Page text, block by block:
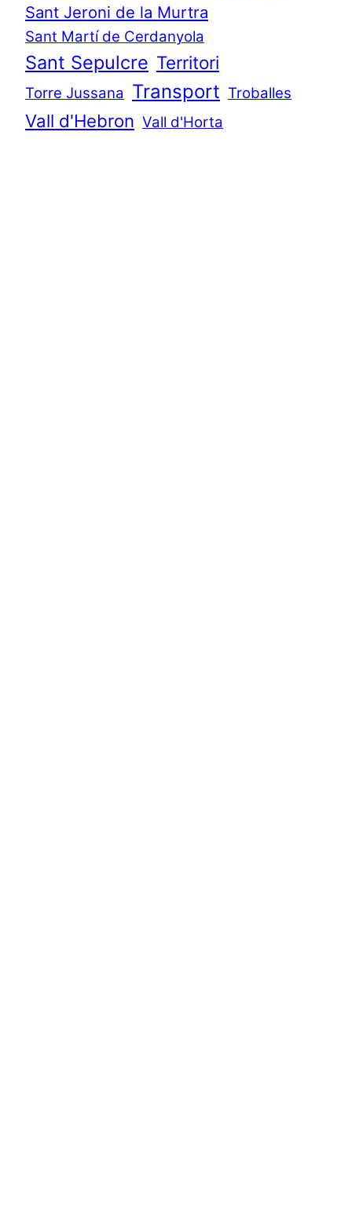
Sant Jeroni de la Murtra
Sant Martí de Cerdanyola
Sant Sepulcre Territori
Torre Jussana Transport Troballes
Vall d'Hebron Vall d'Horta